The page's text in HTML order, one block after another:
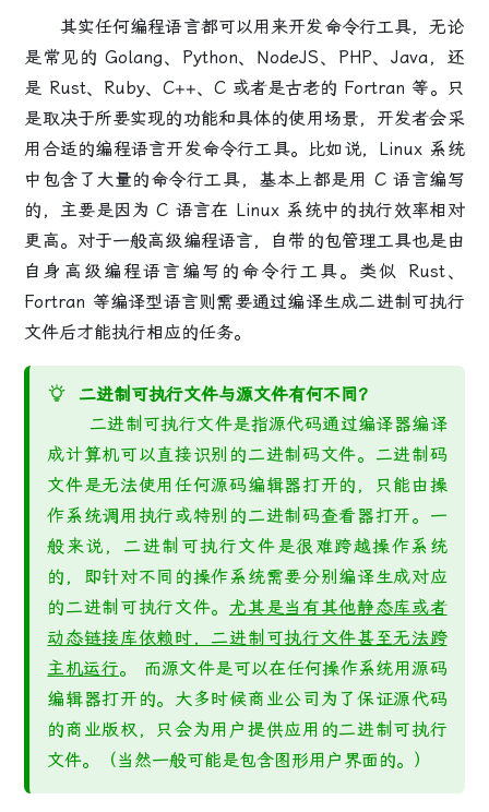
其实任何编程语言都可以用来开发命令行工具，无论
是常见的 Golang、Python、NodeJS、PHP、Java，还
是 Rust、Ruby、C++、C 或者是古老的 Fortran 等。只
是取决于所要实现的功能和具体的使用场景，开发者会采
用合适的编程语言开发命令行工具。比如说，Linux 系统
中包含了大量的命令行工具，基本上都是用 C 语言编写
的，主要是因为 C 语言在 Linux 系统中的执行效率相对
更高。对于一般高级编程语言，自带的包管理工具也是由
自身高级编程语言编写的命令行工具。类似 Rust、
Fortran 等编译型语言则需要通过编译生成二进制可执行
文件后才能执行相应的任务。
二进制可执行文件与源文件有何不同？
二进制可执行文件是指源代码通过编译器编译
成计算机可以直接识别的二进制码文件。二进制码
文件是无法使用任何源码编辑器打开的，只能由操
作系统调用执行或特别的二进制码查看器打开。一
般来说，二进制可执行文件是很难跨越操作系统
的，即针对不同的操作系统需要分别编译生成对应
的二进制可执行文件。 尤其是当有其他静态库或者
动态链接库依赖时，二进制可执行文件甚至无法跨
主机运行。 而源文件是可以在任何操作系统用源码
编辑器打开的。大多时候商业公司为了保证源代码
的商业版权，只会为用户提供应用的二进制可执行
文件。（当然一般可能是包含图形用户界面的。）